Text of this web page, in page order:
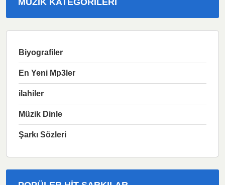
MÜZIK KATEGORILERI
Biyografiler
En Yeni Mp3ler
ilahiler
Müzik Dinle
Şarkı Sözleri